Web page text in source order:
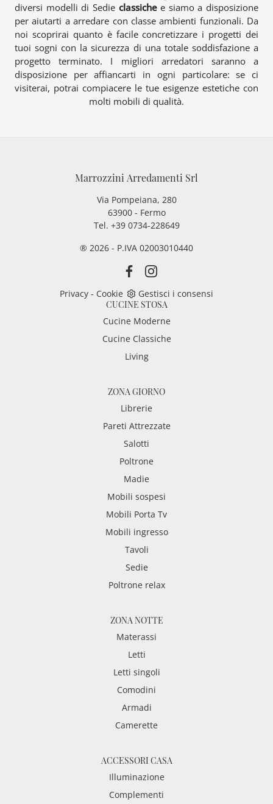
diversi modelli di Sedie classichee siamo a disposizione
per aiutarti a arredare con classe ambienti funzionali. Da
noi scoprirai quanto è facile concretizzare i progetti dei
tuoi sogni con la sicurezza di una totale soddisfazione a
progetto terminato. I migliori arredatori saranno a
disposizione per affiancarti in ogni particolare: se ci
visiterai, potrai compiacere le tue esigenze estetiche con
molti mobili di qualità.
Marrozzini Arredamenti Srl
Via Pompeiana, 280
63900 - Fermo
Tel. +39 0734-228649
® 2026 - P.IVA 02003010440
Privacy - Cookie
Gestisci i consensi
CUCINE STOSA
Cucine Moderne
Cucine Classiche
Living
ZONA GIORNO
Librerie
Pareti Attrezzate
Salotti
Poltrone
Madie
Mobili sospesi
Mobili Porta Tv
Mobili ingresso
Tavoli
Sedie
Poltrone relax
ZONA NOTTE
Materassi
Letti
Letti singoli
Comodini
Armadi
Camerette
ACCESSORI CASA
Illuminazione
Complementi